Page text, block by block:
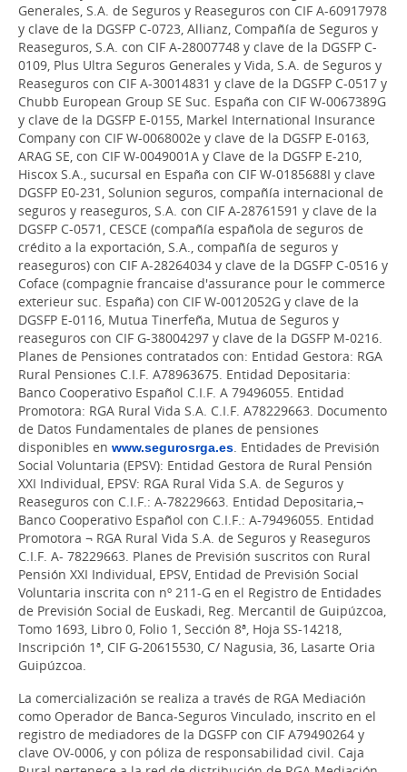
Generales, S.A. de Seguros y Reaseguros con CIF A-60917978
y clave de la DGSFP C-0723, Allianz, Compañía de Seguros y
Reaseguros, S.A. con CIF A-28007748 y clave de la DGSFP C-
0109, Plus Ultra Seguros Generales y Vida, S.A. de Seguros y
Reaseguros con CIF A-30014831 y clave de la DGSFP C-0517 y
Chubb European Group SE Suc. España con CIF W-0067389G
y clave de la DGSFP E-0155, Markel International Insurance
Company con CIF W-0068002e y clave de la DGSFP E-0163,
ARAG SE, con CIF W-0049001A y Clave de la DGSFP E-210,
Hiscox S.A., sucursal en España con CIF W-0185688I y clave
DGSFP E0-231, Solunion seguros, compañía internacional de
seguros y reaseguros, S.A. con CIF A-28761591 y clave de la
DGSFP C-0571, CESCE (compañía española de seguros de
crédito a la exportación, S.A., compañía de seguros y
reaseguros) con CIF A-28264034 y clave de la DGSFP C-0516 y
Coface (compagnie francaise d'assurance pour le commerce
exterieur suc. España) con CIF W-0012052G y clave de la
DGSFP E-0116, Mutua Tinerfeña, Mutua de Seguros y
reaseguros con CIF G-38004297 y clave de la DGSFP M-0216.
Planes de Pensiones contratados con: Entidad Gestora: RGA
Rural Pensiones C.I.F. A78963675. Entidad Depositaria:
Banco Cooperativo Español C.I.F. A 79496055. Entidad
Promotora: RGA Rural Vida S.A. C.I.F. A78229663. Documento
de Datos Fundamentales de planes de pensiones
disponibles en www.segurosrga.es . Entidades de Previsión
Social Voluntaria (EPSV): Entidad Gestora de Rural Pensión
XXI Individual, EPSV: RGA Rural Vida S.A. de Seguros y
Reaseguros con C.I.F.: A-78229663. Entidad Depositaria,¬
Banco Cooperativo Español con C.I.F.: A-79496055. Entidad
Promotora ¬ RGA Rural Vida S.A. de Seguros y Reaseguros
C.I.F. A- 78229663. Planes de Previsión suscritos con Rural
Pensión XXI Individual, EPSV, Entidad de Previsión Social
Voluntaria inscrita con nº 211-G en el Registro de Entidades
de Previsión Social de Euskadi, Reg. Mercantil de Guipúzcoa,
Tomo 1693, Libro 0, Folio 1, Sección 8ª, Hoja SS-14218,
Inscripción 1ª, CIF G-20615530, C/ Nagusia, 36, Lasarte Oria
Guipúzcoa.
La comercialización se realiza a través de RGA Mediación
como Operador de Banca-Seguros Vinculado, inscrito en el
registro de mediadores de la DGSFP con CIF A79490264 y
clave OV-0006, y con póliza de responsabilidad civil. Caja